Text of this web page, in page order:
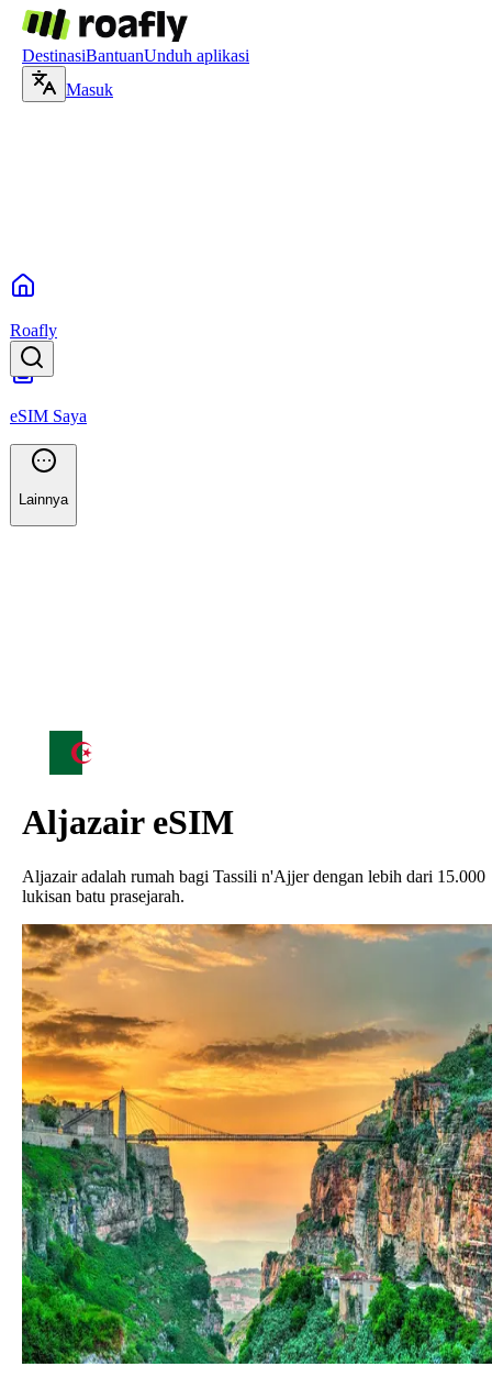
DestinasiBantuanUnduh aplikasi
Masuk
Roafly
eSIM Saya
Lainnya
AljazaireSIM
Aljazair adalah rumah bagi Tassili n'Ajjer dengan lebih dari 15.000
lukisan batu prasejarah.